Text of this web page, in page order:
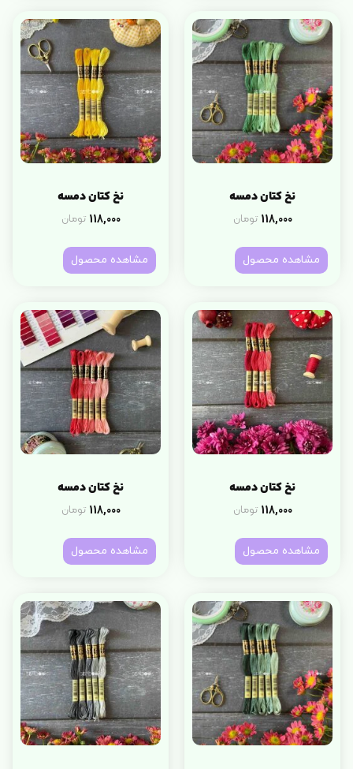
نخ کتان دمسه
118,000 تومان
مشاهده محصول
نخ کتان دمسه
118,000 تومان
مشاهده محصول
نخ کتان دمسه
118,000 تومان
مشاهده محصول
نخ کتان دمسه
118,000 تومان
مشاهده محصول